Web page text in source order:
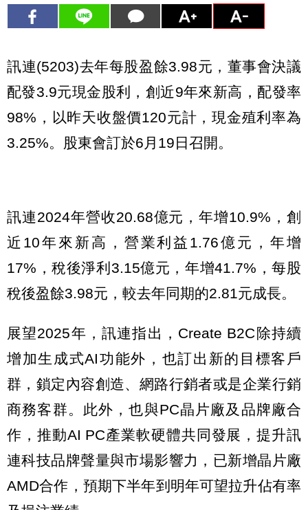
訊連(5203)去年每股盈餘3.98元，董事會決議
配發3.9元現金股利，創近9年來新高，配發率
98%，以昨天收盤價120元計，現金殖利率為
3.25%。股東會訂於6月19日召開。
訊連2024年營收20.68億元，年增10.9%，創
近10年來新高，營業利益1.76億元，年增
17%，稅後淨利3.15億元，年增41.7%，每股
稅後盈餘3.98元，較去年同期的2.81元成長。
展望2025年，訊連指出，Create B2C除持續
增加生成式AI功能外，也訂出新的目標客戶
群，鎖定內容創造、網路行銷者或是企業行銷
商務客群。此外，也與PC晶片廠及品牌廠合
作，推動AI PC產業軟硬體共同發展，提升訊
連科技品牌聲量與市場影響力，已新增晶片廠
AMD合作，預期下半年到明年可望拉升佔有率